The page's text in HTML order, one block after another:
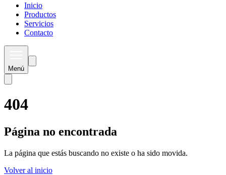
Inicio
Productos
Servicios
Contacto
Menú
404
Página no encontrada
La página que estás buscando no existe o ha sido movida.
Volver al inicio